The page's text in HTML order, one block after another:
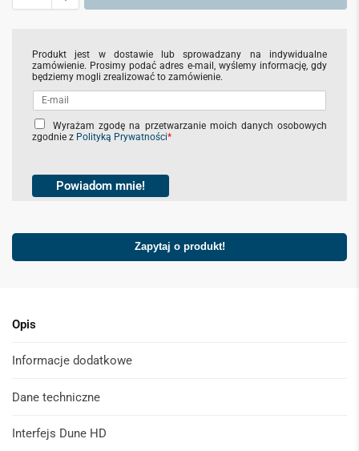
Produkt jest w dostawie lub sprowadzany na indywidualne
zamówienie. Prosimy podać adres e-mail, wyślemy informację, gdy
będziemy mogli zrealizować to zamówienie.
C
h
b
x
s
Wyrażam zgodę na przetwarzanie moich danych osobowych
zgodnie z Polityką Prywatności*
Powiadom mnie!
Zapytaj o produkt!
Opis
Informacje dodatkowe
Dane techniczne
Interfejs Dune HD